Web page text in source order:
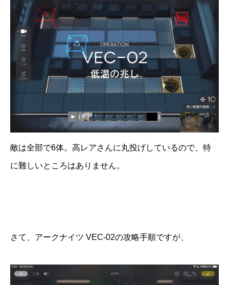
敵は全部で6体。高レアさんに丸投げしているので、特
に難しいところはありません。
さて、アークナイツ VEC-02の攻略手順ですが、